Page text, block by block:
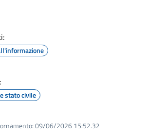
stato civile
09/06/2026 15:52.32